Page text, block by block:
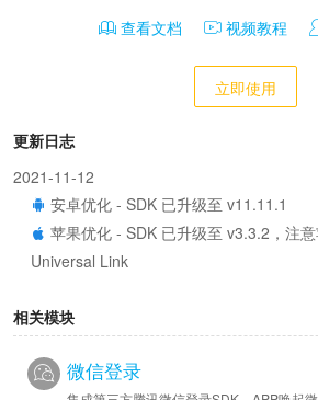
查看文档 视频教程
立即使用
更新日志
2021-11-12
安卓优化 - SDK 已升级至 v11.11.1
苹果优化 - SDK 已升级至 v3.3.2，注
Universal Link
相关模块
微信登录